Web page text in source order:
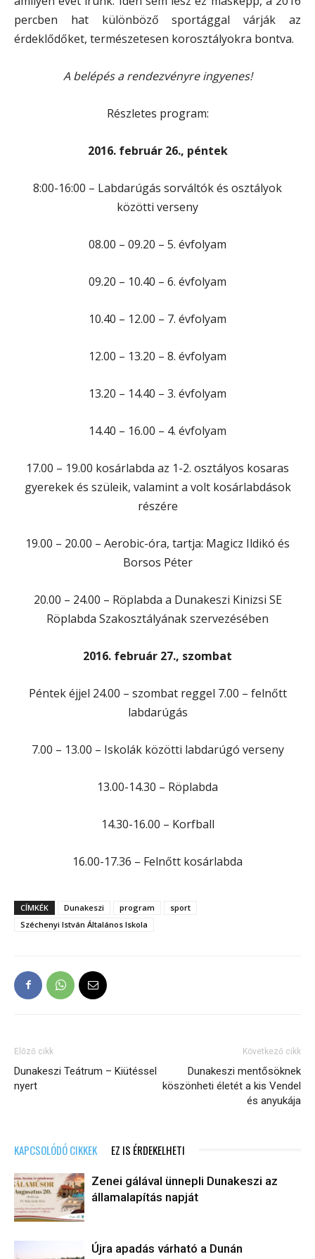
percben hat különböző sportággal várják az
érdeklődőket, természetesen korosztályokra bontva.
A belépés a rendezvényre ingyenes!
Részletes program:
2016. február 26., péntek
8:00-16:00 – Labdarúgás sorváltók és osztályok
közötti verseny
08.00 – 09.20 – 5. évfolyam
09.20 – 10.40 – 6. évfolyam
10.40 – 12.00 – 7. évfolyam
12.00 – 13.20 – 8. évfolyam
13.20 – 14.40 – 3. évfolyam
14.40 – 16.00 – 4. évfolyam
17.00 – 19.00 kosárlabda az 1-2. osztályos kosaras
gyerekek és szüleik, valamint a volt kosárlabdások
részére
19.00 – 20.00 – Aerobic-óra, tartja: Magicz Ildikó és
Borsos Péter
20.00 – 24.00 – Röplabda a Dunakeszi Kinizsi SE
Röplabda Szakosztályának szervezésében
2016. február 27., szombat
Péntek éjjel 24.00 – szombat reggel 7.00 – felnőtt
labdarúgás
7.00 – 13.00 – Iskolák közötti labdarúgó verseny
13.00-14.30 – Röplabda
14.30-16.00 – Korfball
16.00-17.36 – Felnőtt kosárlabda
CÍMKÉK Dunakeszi program
sport
Széchenyi István Általános Iskola
Előző cikk
Dunakeszi Teátrum – Kiütéssel
nyert
Következő cikk
Dunakeszi mentősöknek
köszönheti életét a kis Vendel
és anyukája
KAPCSOLÓDÓ CIKKEK EZ IS ÉRDEKELHETI
Zenei gálával ünnepli Dunakeszi az
államalapítás napját
Újra apadás várható a Dunán